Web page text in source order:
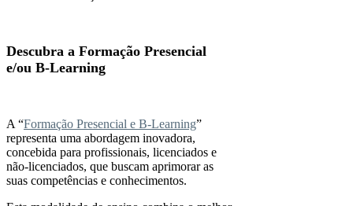
Descubra a Formação Presencial
e/ou B-Learning
A “Formação Presencial e B-Learning”
representa uma abordagem inovadora,
concebida para profissionais, licenciados e
não-licenciados, que buscam aprimorar as
suas competências e conhecimentos.